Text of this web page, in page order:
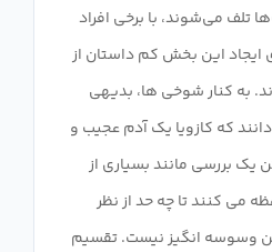
تلف می‌شوند، با برخی افراد
ایجاد این بخش کم داستان از
به کنار شوخی ها، بدیهی
که کازویا یک آدم عجیب و
یک بررسی مانند بسیاری از
می کنند تا چه حد از نظر
وسوسه انگیز نیست. تقسیم